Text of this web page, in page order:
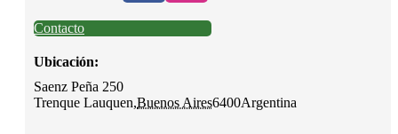
Contacto
Ubicación:
Saenz Peña 250
Trenque Lauquen,Buenos Aires6400Argentina